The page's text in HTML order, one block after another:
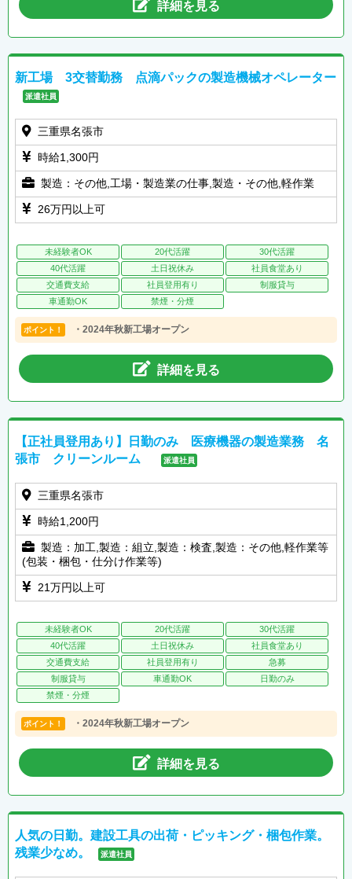
詳細を見る
新工場 3交替勤務 点滴パックの製造機械オペレーター
派遣社員
三重県名張市
時給1,300円
製造：その他,工場・製造業の仕事,製造・その他,軽作業
26万円以上可
未経験者OK 20代活躍
30代活躍
40代活躍
土日祝休み
社員食堂あり
交通費支給
社員登用有り
制服貸与
車通勤OK
禁煙・分煙
ポイント！ ・2024年秋新工場オープン
詳細を見る
【正社員登用あり】日勤のみ 医療機器の製造業務 名
張市 クリーンルーム
派遣社員
三重県名張市
時給1,200円
製造：加工,製造：組立,製造：検査,製造：その他,軽作業等
(包装・梱包・仕分け作業等)
21万円以上可
未経験者OK 20代活躍
30代活躍
40代活躍
土日祝休み
社員食堂あり
交通費支給
社員登用有り
急募
制服貸与
車通勤OK
日勤のみ
禁煙・分煙
ポイント！ ・2024年秋新工場オープン
詳細を見る
人気の日勤。建設工具の出荷・ピッキング・梱包作業。
残業少なめ。
派遣社員